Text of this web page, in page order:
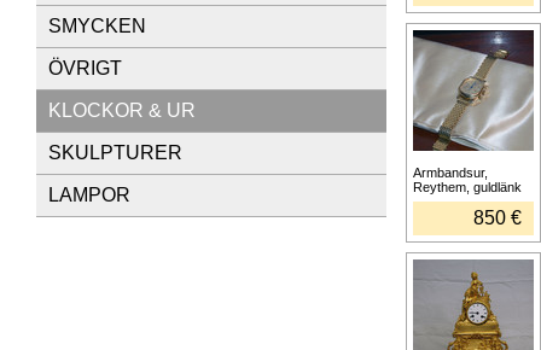
SMYCKEN
ÖVRIGT
KLOCKOR & UR
SKULPTURER
LAMPOR
Armbandsur,
Reythem, guldlänk
850 €